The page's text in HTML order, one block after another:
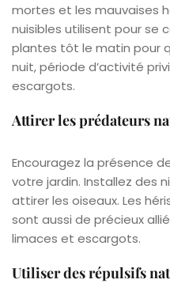
mortes et les mauvaises
nuisibles utilisent pour se
plantes tôt le matin pour
nuit, période d’activité
escargots.
Attirer les prédateurs
Encouragez la présence
votre jardin. Installez des
attirer les oiseaux. Les
sont aussi de précieux
limaces et escargots.
Utiliser des répulsifs